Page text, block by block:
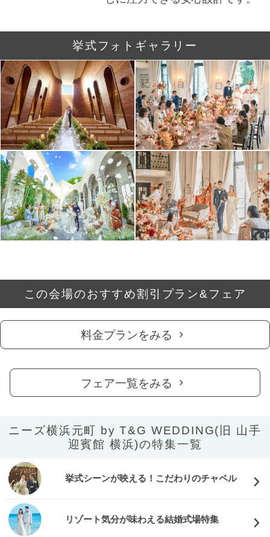
挙式フォトギャラリー
この会場のおすすめ割引プラン&フェア
料金プランをみる
フェア一覧をみる
ニーズ横浜元町 by T&G WEDDING(旧 山手
迎賓館 横浜)の特集一覧
挙式シーンが映える！こだわりのチャペル
リゾート気分が味わえる結婚式場特集